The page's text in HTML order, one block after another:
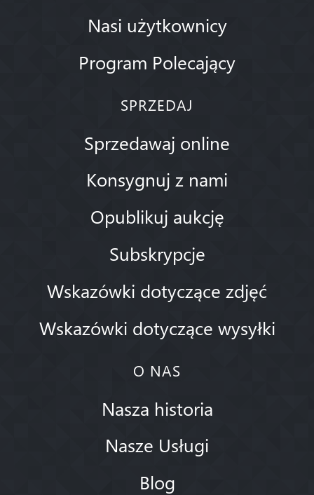
Nasi użytkownicy
Program Polecający
SPRZEDAJ
Sprzedawaj online
Konsygnuj z nami
Opublikuj aukcję
Subskrypcje
Wskazówki dotyczące zdjęć
Wskazówki dotyczące wysyłki
O NAS
Nasza historia
Nasze Usługi
Blog